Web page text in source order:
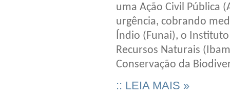
uma Ação Civil Pública
urgência, cobrando
Índio (Funai), o
Recursos Naturais
Conservação da
:: LEIA MAIS »